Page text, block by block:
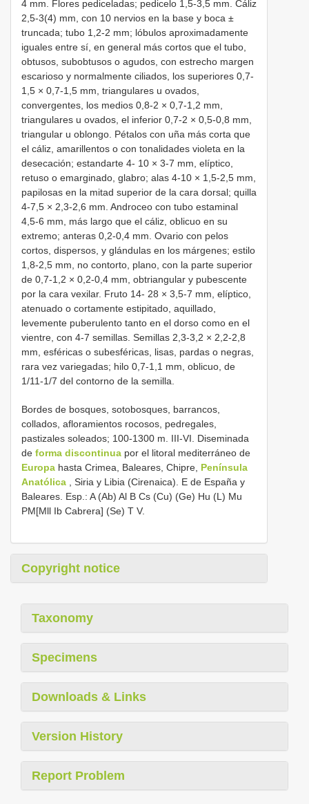
4 mm. Flores pediceladas; pedicelo 1,5-3,5 mm. Cáliz
2,5-3(4) mm, con 10 nervios en la base y boca ±
truncada; tubo 1,2-2 mm; lóbulos aproximadamente
iguales entre sí, en general más cortos que el tubo,
obtusos, subobtusos o agudos, con estrecho margen
escarioso y normalmente ciliados, los superiores 0,7-
1,5 × 0,7-1,5 mm, triangulares u ovados,
convergentes, los medios 0,8-2 × 0,7-1,2 mm,
triangulares u ovados, el inferior 0,7-2 × 0,5-0,8 mm,
triangular u oblongo. Pétalos con uña más corta que
el cáliz, amarillentos o con tonalidades violeta en la
desecación; estandarte 4- 10 × 3-7 mm, elíptico,
retuso o emarginado, glabro; alas 4-10 × 1,5-2,5 mm,
papilosas en la mitad superior de la cara dorsal; quilla
4-7,5 × 2,3-2,6 mm. Androceo con tubo estaminal
4,5-6 mm, más largo que el cáliz, oblicuo en su
extremo; anteras 0,2-0,4 mm. Ovario con pelos
cortos, dispersos, y glándulas en los márgenes; estilo
1,8-2,5 mm, no contorto, plano, con la parte superior
de 0,7-1,2 × 0,2-0,4 mm, obtriangular y pubescente
por la cara vexilar. Fruto 14- 28 × 3,5-7 mm, elíptico,
atenuado o cortamente estipitado, aquillado,
levemente puberulento tanto en el dorso como en el
vientre, con 4-7 semillas. Semillas 2,3-3,2 × 2,2-2,8
mm, esféricas o subesféricas, lisas, pardas o negras,
rara vez variegadas; hilo 0,7-1,1 mm, oblicuo, de
1/11-1/7 del contorno de la semilla.
Bordes de bosques, sotobosques, barrancos,
collados, afloramientos rocosos, pedregales,
pastizales soleados; 100-1300 m. III-VI. Diseminada
de forma discontinua por el litoral mediterráneo de
Europa hasta Crimea, Baleares, Chipre, Península
Anatólica , Siria y Libia (Cirenaica). E de España y
Baleares. Esp.: A (Ab) Al B Cs (Cu) (Ge) Hu (L) Mu
PM[Mll Ib Cabrera] (Se) T V.
Copyright notice
Taxonomy
Specimens
Downloads & Links
Version History
Report Problem